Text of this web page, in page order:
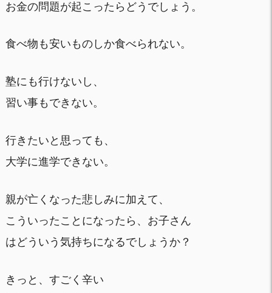
お金の問題が起こったらどうでしょう。
食べ物も安いものしか食べられない。
塾にも行けないし、
習い事もできない。
行きたいと思っても、
大学に進学できない。
親が亡くなった悲しみに加えて、
こういったことになったら、お子さん
はどういう気持ちになるでしょうか？
きっと、すごく辛い